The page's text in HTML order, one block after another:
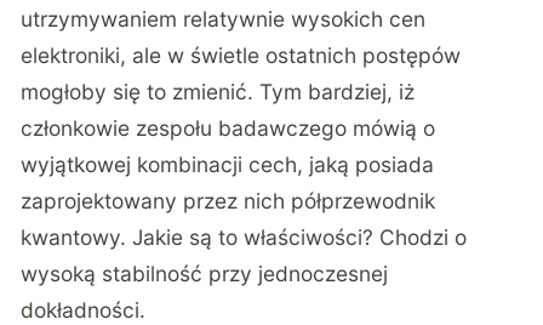
utrzymywaniem relatywnie wysokich cen
elektroniki, ale w świetle ostatnich postępów
mogłoby się to zmienić. Tym bardziej, iż
członkowie zespołu badawczego mówią o
wyjątkowej kombinacji cech, jaką posiada
zaprojektowany przez nich półprzewodnik
kwantowy. Jakie są to właściwości? Chodzi o
wysoką stabilność przy jednoczesnej
dokładności.